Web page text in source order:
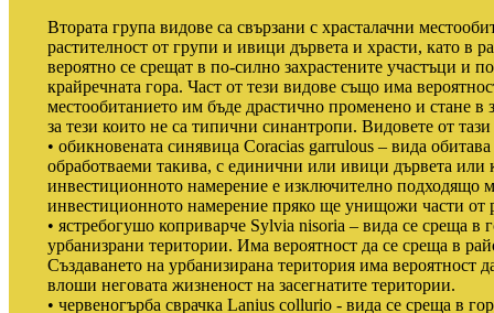
Втората група видове са свързани с храсталачни
растителност от групи и ивици дървета и храсти, като в
вероятно се срещат в по-силно захрастените участъци и
крайречната гора. Част от тези видове също има
местообитанието им бъде драстично променено и стане в
за тези които не са типични синантропи. Видовете от тази
• обикновената синявица Coracias garrulous – вида
обработваеми такива, с единични или ивици дървета
инвестиционното намерение е изключително подходящо
инвестиционното намерение пряко ще унищожи части от
• ястребогушо коприварче Sylvia nisoria – вида се среща в
урбанизрани територии. Има вероятност да се среща в
Създаването на урбанизирана територия има вероятност
влоши неговата жизненост на засегнатите територии.
• червеногърба сврачка Lanius collurio - вида се среща в